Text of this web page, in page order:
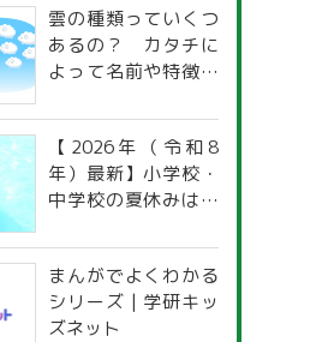
雲の種類っていくつ
あるの？ カタチに
よって名前や特徴が
【2026年（令和8
年）最新】小学校・
中学校の夏休みはい
道府県別「夏季休暇
一覧」
まんがでよくわかる
シリーズ | 学研キッ
ズネット